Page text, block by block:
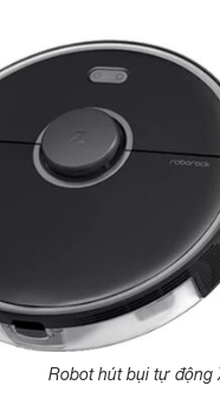
Robot hút bụi tự động